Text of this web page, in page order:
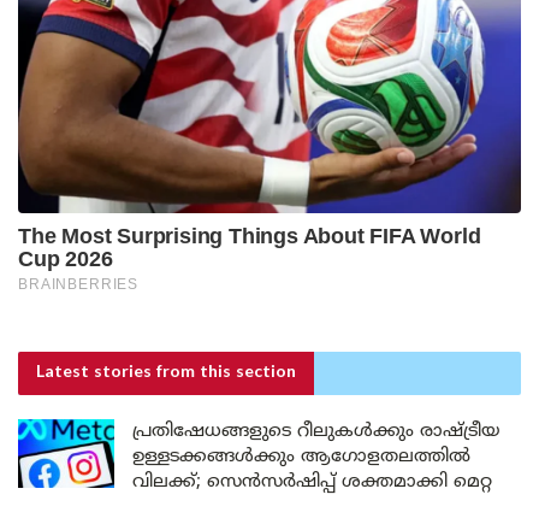
Latest stories from this section
പ്രതിഷേധങ്ങളുടെ റീലുകൾക്കും രാഷ്ട്രീയ
ഉള്ളടക്കങ്ങൾക്കും ആഗോളതലത്തിൽ
വിലക്ക്; സെൻസർഷിപ്പ് ശക്തമാക്കി മെറ്റ